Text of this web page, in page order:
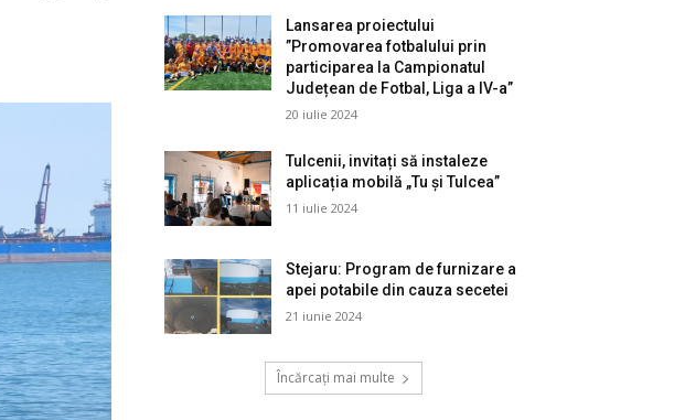
Lansarea proiectului
”Promovarea fotbalului prin
participarea la Campionatul
Județean de Fotbal, Liga a IV-a”
20 iulie 2024
Tulcenii, invitați să instaleze
aplicația mobilă „Tu și Tulcea”
11 iulie 2024
Stejaru: Program de furnizare a
apei potabile din cauza secetei
21 iunie 2024
Încărcați mai multe